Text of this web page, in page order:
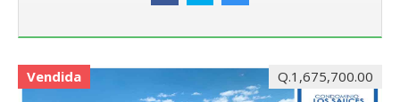
Vendida Q.1,675,700.00